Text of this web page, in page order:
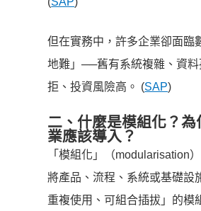
但在實務中，許多企業卻面臨
地難」──舊有系統複雜、資
拒、投資風險高。 (SAP)
二、什麼是模組化？為
業應該導入？
「模組化」（modularisation
將產品、流程、系統或基礎設
重複使用、可組合插拔」的模